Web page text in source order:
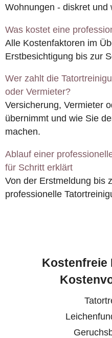
Wohnungen - diskret und
Was kostet eine
Alle Kostenfaktoren im
Erstbesichtigung bis zur
Wer zahlt die
oder Vermieter?
Versicherung, Vermieter
übernimmt und wie Sie
machen.
Ablauf einer
für Schritt erklärt
Von der Erstmeldung bis
professionelle
Kostenfreie